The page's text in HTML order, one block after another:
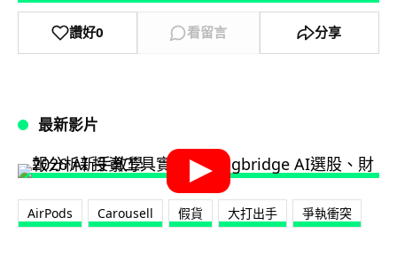
讚好0 看留言 分享
最新影片
AirPods Carousell 假貨 大打出手 爭執衝突